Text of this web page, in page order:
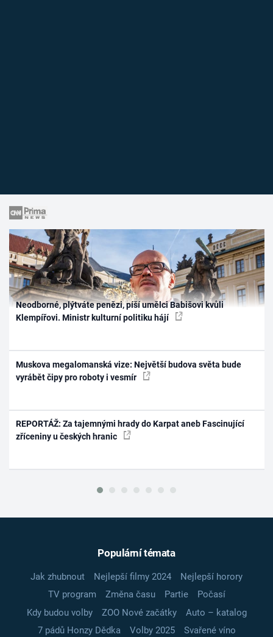
Neodborné, plýtváte penězi, píší umělci Babišovi kvůli
Klempířovi. Ministr kulturní politiku hájí
Muskova megalomanská vize: Největší budova světa bude
vyrábět čipy pro roboty i vesmír
REPORTÁŽ: Za tajemnými hrady do Karpat aneb Fascinující
zříceniny u českých hranic
Populární témata
Jak zhubnout Nejlepší filmy 2024
Nejlepší horory
TV program
Změna času Partie
Počasí
Kdy budou volby
ZOO Nové začátky
Auto – katalog
7 pádů Honzy Dědka
Volby 2025
Svařené víno